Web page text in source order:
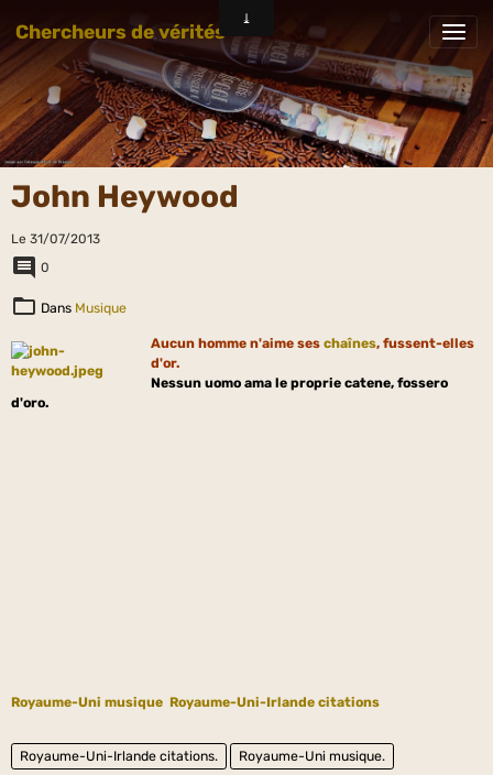
Chercheurs de vérités
John Heywood
Le 31/07/2013
0
Dans Musique
Aucun homme n'aime ses chaînes, fussent-elles
d'or.
Nessun uomo ama le proprie catene, fossero
d'oro.
Royaume-Uni musique Royaume-Uni-Irlande citations
Royaume-Uni-Irlande citations. Royaume-Uni musique.